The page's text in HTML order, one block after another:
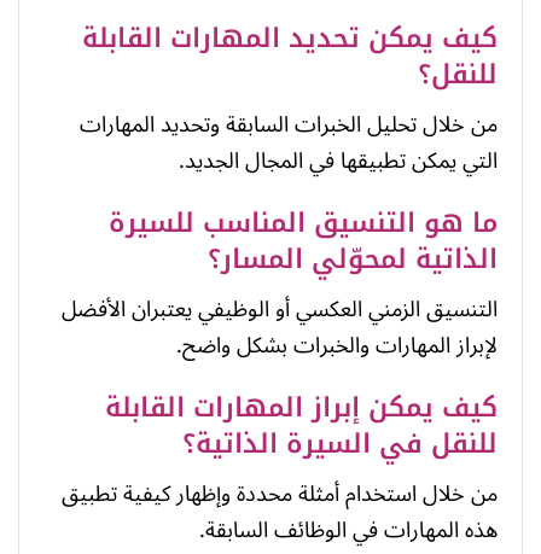
كيف يمكن تحديد المهارات القابلة
للنقل؟
من خلال تحليل الخبرات السابقة وتحديد المهارات
التي يمكن تطبيقها في المجال الجديد.
ما هو التنسيق المناسب للسيرة
الذاتية لمحوّلي المسار؟
التنسيق الزمني العكسي أو الوظيفي يعتبران الأفضل
لإبراز المهارات والخبرات بشكل واضح.
كيف يمكن إبراز المهارات القابلة
للنقل في السيرة الذاتية؟
من خلال استخدام أمثلة محددة وإظهار كيفية تطبيق
هذه المهارات في الوظائف السابقة.